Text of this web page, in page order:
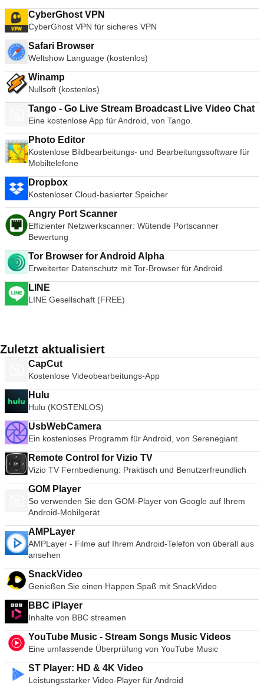
CyberGhost VPN
CyberGhost VPN für sicheres VPN
Safari Browser
Weltshow Language (kostenlos)
Winamp
Nullsoft (kostenlos)
Tango - Go Live Stream Broadcast Live Video Chat
Eine kostenlose App für Android, von Tango.
Photo Editor
Kostenlose Bildbearbeitungs- und Bearbeitungssoftware für
Mobiltelefone
Dropbox
Kostenloser Cloud-basierter Speicher
Angry Port Scanner
Effizienter Netzwerkscanner: Wütende Portscanner
Bewertung
Tor Browser for Android Alpha
Erweiterter Datenschutz mit Tor-Browser für Android
LINE
LINE Gesellschaft (FREE)
Zuletzt aktualisiert
CapCut
Kostenlose Videobearbeitungs-App
Hulu
Hulu (KOSTENLOS)
UsbWebCamera
Ein kostenloses Programm für Android, von Serenegiant.
Remote Control for Vizio TV
Vizio TV Fernbedienung: Praktisch und Benutzerfreundlich
GOM Player
So verwenden Sie den GOM-Player von Google auf Ihrem
Android-Mobilgerät
AMPLayer
AMPLayer - Filme auf Ihrem Android-Telefon von überall aus
ansehen
SnackVideo
Genießen Sie einen Happen Spaß mit SnackVideo
BBC iPlayer
Inhalte von BBC streamen
YouTube Music - Stream Songs Music Videos
Eine umfassende Überprüfung von YouTube Music
ST Player: HD & 4K Video
Leistungsstarker Video-Player für Android